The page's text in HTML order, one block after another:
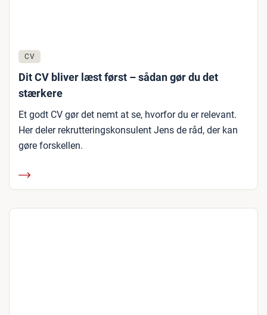
CV
Dit CV bliver læst først – sådan gør du det
stærkere
Et godt CV gør det nemt at se, hvorfor du er relevant.
Her deler rekrutteringskonsulent Jens de råd, der kan
gøre forskellen.